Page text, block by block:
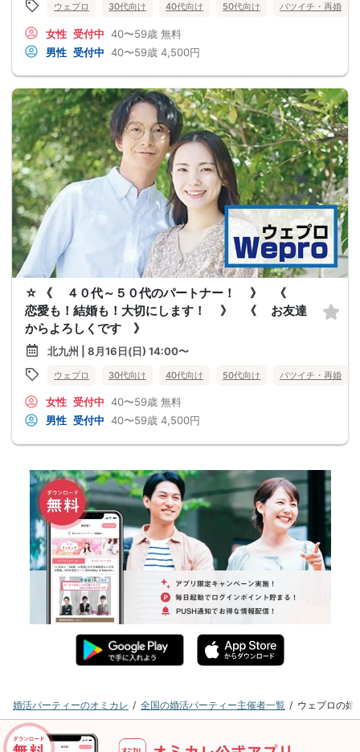
ウェプロ 30代向け 40代向け 50代向け バツイチ・再婚
女性 受付中 40〜59歳 無料
男性 受付中 40〜59歳 4,500円
☆ 《 ４０代～５０代のパートナー！ 》 《
恋愛も！結婚も！大切にします！ 》 《 お友達
からよろしくです 》
北九州 | 8月16日(日) 14:00〜
ウェプロ 30代向け 40代向け 50代向け バツイチ・再婚
女性 受付中 40〜59歳 無料
男性 受付中 40〜59歳 4,500円
婚活パーティーのオミカレ 全国の婚活パーティー主催者一覧 ウェプロの婚